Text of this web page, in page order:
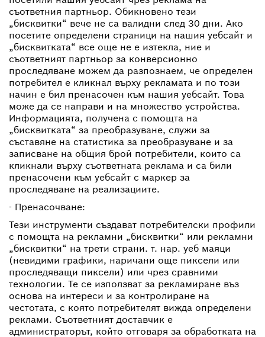
съответния партньор. Обикновено тези
„бисквитки“ вече не са валидни след 30 дни. Ако
посетите определени страници на нашия уебсайт и
„бисквитката“ все още не е изтекла, ние и
съответният партньор за конверсионно
проследяване можем да разпознаем, че определен
потребител е кликнал върху рекламата и по този
начин е бил пренасочен към нашия уебсайт. Това
може да се направи и на множество устройства.
Информацията, получена с помощта на
„бисквитката“ за преобразуване, служи за
съставяне на статистика за преобразуване и за
записване на общия брой потребители, които са
кликнали върху съответната реклама и са били
пренасочени към уебсайт с маркер за
проследяване на реализациите.
- Пренасочване:
Тези инструменти създават потребителски профили
с помощта на рекламни „бисквитки“ или рекламни
„бисквитки“ на трети страни. т. нар. уеб маяци
(невидими графики, наричани още пиксели или
проследяващи пиксели) или чрез сравними
технологии. Те се използват за рекламиране въз
основа на интереси и за контролиране на
честотата, с която потребителят вижда определени
реклами. Съответният доставчик е
администраторът, който отговаря за обработката на